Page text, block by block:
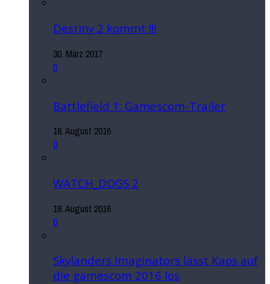
Destiny 2 kommt !!!
30. März 2017
0
Battlefield 1: Gamescom-Trailer
18. August 2016
0
WATCH_DOGS 2
18. August 2016
0
Skylanders Imaginators lässt Kaos auf
die gamescom 2016 los